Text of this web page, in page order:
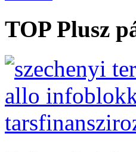
TOP Plusz